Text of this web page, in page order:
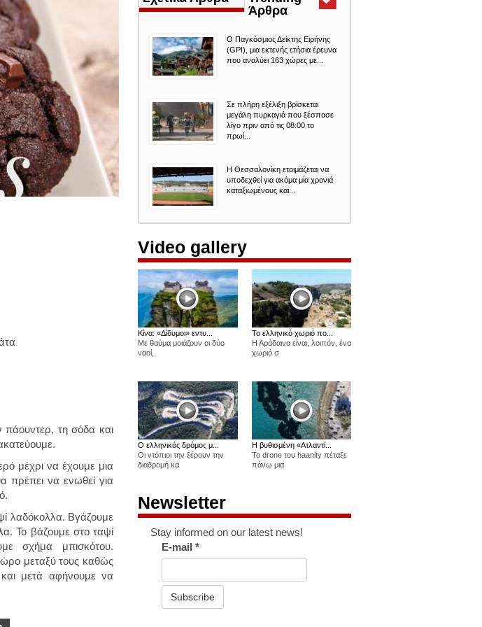
πάουντερ, τη σόδα και
μέχρι να έχουμε μια
πρέπει να ενωθεί για
λαδόκολλα. Βγάζουμε
Το βάζουμε στο ταψί
σχήμα μπισκότου.
μεταξύ τους καθώς
μετά αφήνουμε να
Άρθρα(ενεργή
Ο Παγκόσμιος Δείκτης Ειρήνης
(GPI), μια εκτενής ετήσια έρευνα
που αναλύει 163 χώρες με...
Σε πλήρη εξέλιξη βρίσκεται
μεγάλη πυρκαγιά που ξέσπασε
λίγο πριν από τις 08:00 το
πρωί...
Η Θεσσαλονίκη ετοιμάζεται να
υποδεχθεί για ακόμα μία χρονιά
καταξιωμένους και...
Video gallery
Κίνα: «Δίδυμοι» εντυ...
Με θαύμα μοιάζουν οι δύο
ναοί,
Το ελληνικό χωριό πο...
Η Αράδαινα είναι, λοιπόν, ένα
χωριό σ
Ο ελληνικός δρόμος μ...
Οι ντόπιοι την ξέρουν την
διαδρομή κα
Η βυθισμένη «Ατλαντί...
Το drone του haanity πέταξε
πάνω μια
Newsletter
Stay informed on our latest news!
E-mail*
Subscribe